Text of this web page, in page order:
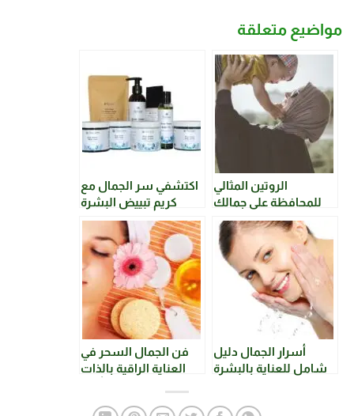
مواضيع متعلقة
الروتين المثالي
للمحافظة على جمالك
ومكافحة آثار التقدم
بالعمر
اكتشفي سر الجمال مع
كريم تبييض البشرة
الفريد من Blue Ocean!
أسرار الجمال دليل
شامل للعناية بالبشرة
فن الجمال السحر في
العناية الراقية بالذات